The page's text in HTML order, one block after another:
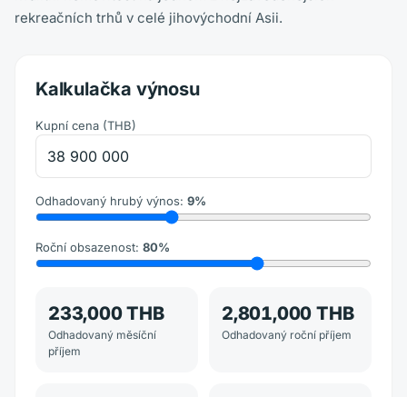
rekreačních trhů v celé jihovýchodní Asii.
Kalkulačka výnosu
Kupní cena (THB)
Odhadovaný hrubý výnos: 9%
Roční obsazenost: 80%
233,000 THB
Odhadovaný měsíční
příjem
2,801,000 THB
Odhadovaný roční příjem